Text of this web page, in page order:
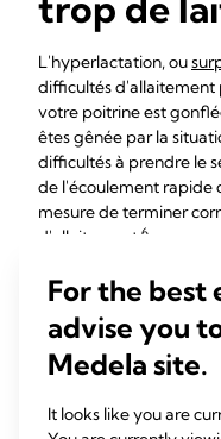
L'hyperlactation, ou
difficultés d'allaitement
votre poitrine est
êtes gênée par la
difficultés à prendre le
de l'écoulement rapide
mesure de terminer
d'allaitement 6
Solutions
Exprimez une
début d'une séance
l'écoulement.
retirez juste assez
For the best
advise you
Medela site.
It looks like you are